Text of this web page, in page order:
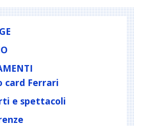
card Ferrari
e spettacoli